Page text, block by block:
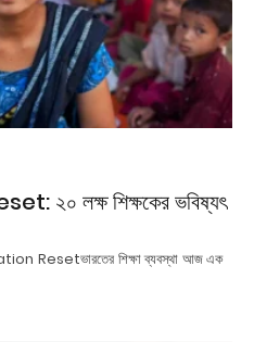
২০ লক্ষ শিক্ষকের ভবিষ্যৎ
Resetভারতের শিক্ষা ব্যবস্থা আজ এক